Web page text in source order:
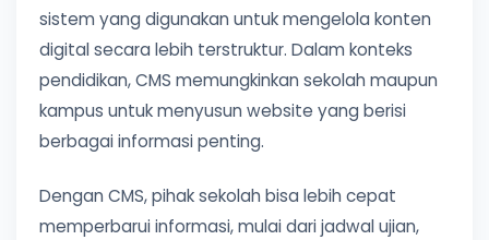
sistem yang digunakan untuk mengelola konten
digital secara lebih terstruktur. Dalam konteks
pendidikan, CMS memungkinkan sekolah maupun
kampus untuk menyusun website yang berisi
berbagai informasi penting.
Dengan CMS, pihak sekolah bisa lebih cepat
memperbarui informasi, mulai dari jadwal ujian,